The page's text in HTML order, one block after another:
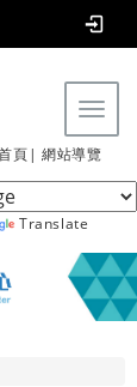
頁| 網站導覽
Translate